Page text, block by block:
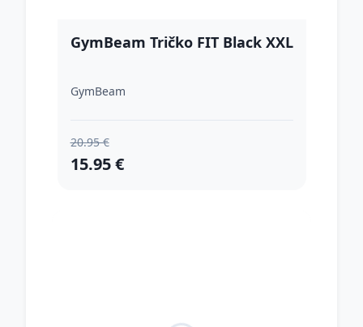
GymBeam Tričko FIT Black XXL
GymBeam
20.95 €
15.95 €